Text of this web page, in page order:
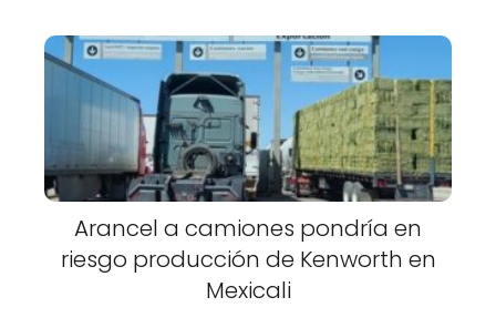
Arancel a camiones pondría en
riesgo producción de Kenworth en
Mexicali